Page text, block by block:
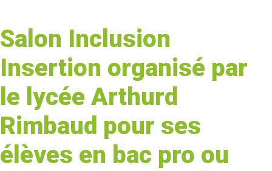
Live
Salon Inclusion
Insertion organisé par
le lycée Arthurd
Rimbaud pour ses
élèves en bac pro ou